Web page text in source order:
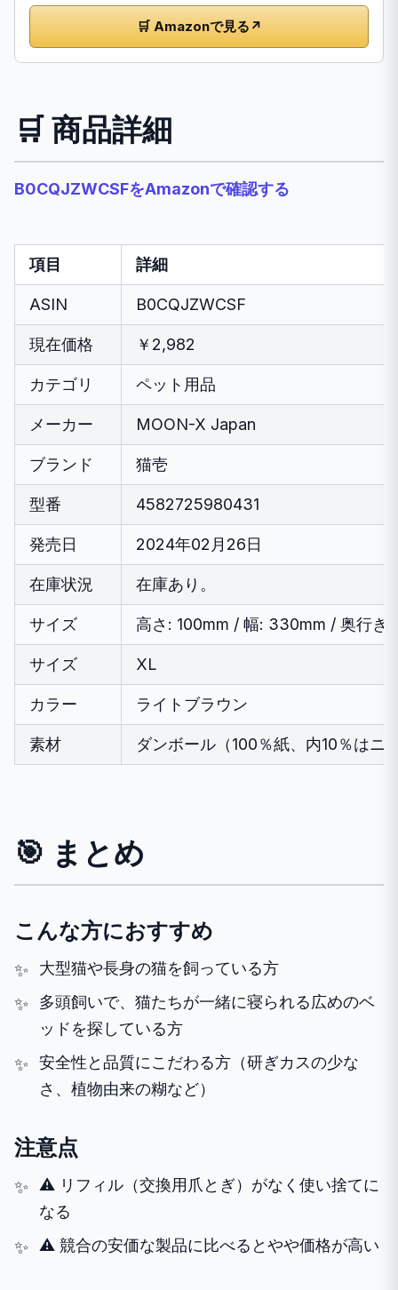
🛒 Amazonで見る ↗
🛒 商品詳細
B0CQJZWCSFをAmazonで確認する
項目 詳細
ASIN B0CQJZWCSF
現在価格 ￥2,982
カテゴリ ペット用品
メーカー MOON-X Japan
ブランド 猫壱
型番 4582725980431
発売日 2024年02月26日
在庫状況 在庫あり。
サイズ 高さ: 100mm / 幅: 330mm / 奥行き
サイズ XL
カラー ライトブラウン
素材 ダンボール（100％紙、内10％はニ
🎯 まとめ
こんな方におすすめ
大型猫や長身の猫を飼っている方
多頭飼いで、猫たちが一緒に寝られる広めのベ
ッドを探している方
安全性と品質にこだわる方（研ぎカスの少な
さ、植物由来の糊など）
注意点
⚠️ リフィル（交換用爪とぎ）がなく使い捨てに
なる
⚠️ 競合の安価な製品に比べるとやや価格が高い